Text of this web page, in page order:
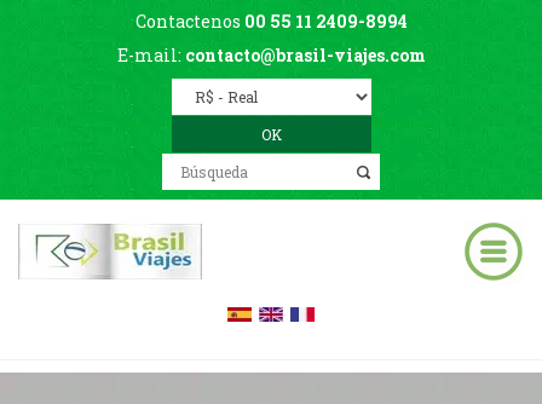
Contactenos 00 55 11 2409-8994
E-mail: contacto@brasil-viajes.com